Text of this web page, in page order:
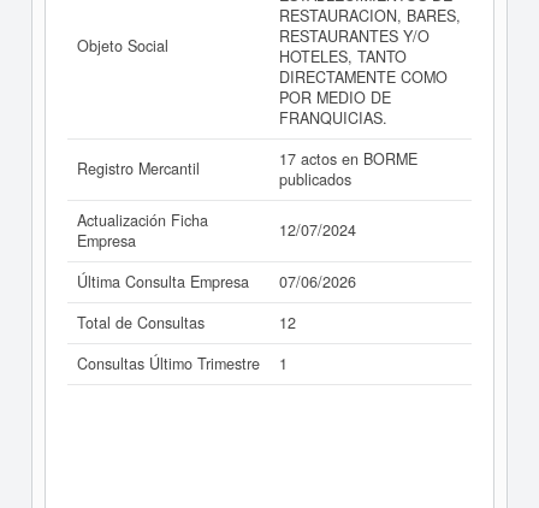
Objeto Social
RESTAURACION, BARES,
RESTAURANTES Y/O
HOTELES, TANTO
DIRECTAMENTE COMO
POR MEDIO DE
FRANQUICIAS.
Registro Mercantil
17 actos en BORME
publicados
Actualización Ficha
Empresa
12/07/2024
Última Consulta Empresa
07/06/2026
Total de Consultas
12
Consultas Último Trimestre
1